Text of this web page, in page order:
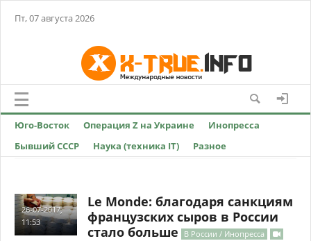
Пт, 07 августа 2026
Юго-Восток Операция Z на Украине
Инопресса
Бывший СССР
Наука (техника IT) Разное
26-07-2017,
11:53
Le Monde: благодаря санкциям
французских сыров в России
стало больше
В России / Инопресса